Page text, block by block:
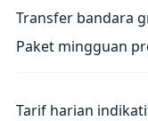
Transfer bandara
Paket mingguan
Tarif harian